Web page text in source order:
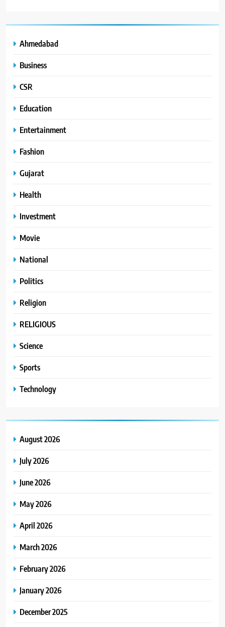
Ahmedabad
Business
CSR
Education
Entertainment
Fashion
Gujarat
Health
Investment
Movie
National
Politics
Religion
RELIGIOUS
Science
Sports
Technology
August 2026
July 2026
June 2026
May 2026
April 2026
March 2026
February 2026
January 2026
December 2025